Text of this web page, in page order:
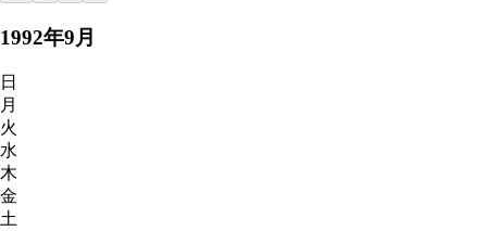
1992年9月
日
月
火
水
木
金
土